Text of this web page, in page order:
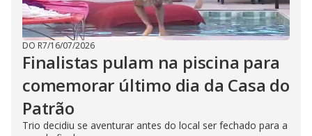
DO R7/16/07/2026
Finalistas pulam na piscina para
comemorar último dia da Casa do
Patrão
Trio decidiu se aventurar antes do local ser fechado para a